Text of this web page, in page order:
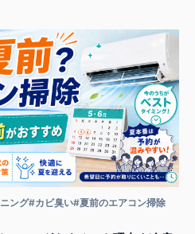
ング#カビ臭い#夏前のエアコン掃除